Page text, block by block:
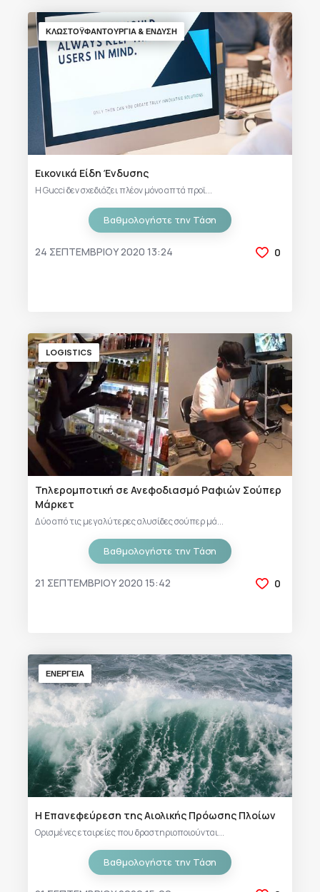
ΚΛΩΣΤΟΫΦΑΝΤΟΥΡΓΙΑ & ΈΝΔΥΣΗ
Εικονικά Είδη Ένδυσης
Η Gucci δεν σχεδιάζει πλέον μόνο απτά προϊ...
Βαθμολογήστε την Τάση
24 ΣΕΠΤΕΜΒΡΊΟΥ 2020 13:24 0
LOGISTICS
Τηλερομποτική σε Ανεφοδιασμό Ραφιών Σούπερ
Μάρκετ
Δύο από τις μεγαλύτερες αλυσίδες σούπερ μά...
Βαθμολογήστε την Τάση
21 ΣΕΠΤΕΜΒΡΊΟΥ 2020 15:42 0
ΕΝΕΡΓΕΙΑ
Η Επανεφεύρεση της Αιολικής Πρόωσης Πλοίων
Ορισμένες εταιρείες που δραστηριοποιούνται...
Βαθμολογήστε την Τάση